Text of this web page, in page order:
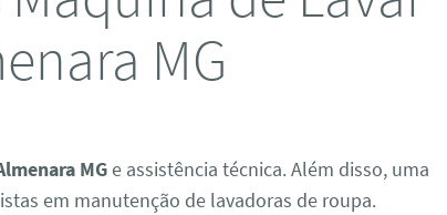
MG
MGe assistência técnica. Além disso, uma
em manutenção de lavadoras de roupa.